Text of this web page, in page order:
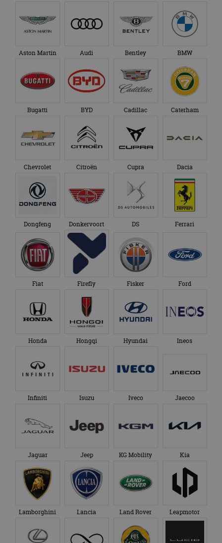
Aston Martin Audi Bentley BMW
Bugatti BYD Cadillac Caterham
Chevrolet Citroën Cupra Dacia
Dongfeng Donkervoort DS Ferrari
Fiat Firefly Fisker Ford
Honda Hongqi Hyundai Ineos
Infiniti Isuzu Iveco Jaecoo
Jaguar Jeep KG Mobility Kia
Lamborghini Lancia Land Rover Leapmotor